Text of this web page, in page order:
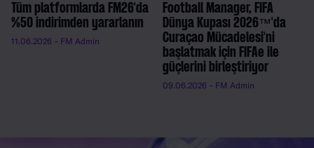
Tüm platformlarda FM26'da
%50 indirimden yararlanın
11.06.2026 - FM Admin
Football Manager, FIFA
Dünya Kupası 2026™'da
Curaçao Mücadelesi'ni
başlatmak için FIFAe ile
güçlerini birleştiriyor
09.06.2026 - FM Admin